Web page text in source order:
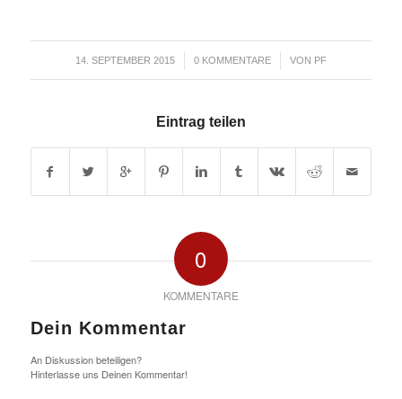
14. SEPTEMBER 2015
/ 0 KOMMENTARE
/ VON PF
Eintrag teilen
0
KOMMENTARE
Dein Kommentar
An Diskussion beteiligen?
Hinterlasse uns Deinen Kommentar!